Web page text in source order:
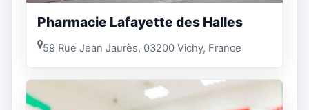
Pharmacie Lafayette des Halles
59 Rue Jean Jaurès, 03200 Vichy, France